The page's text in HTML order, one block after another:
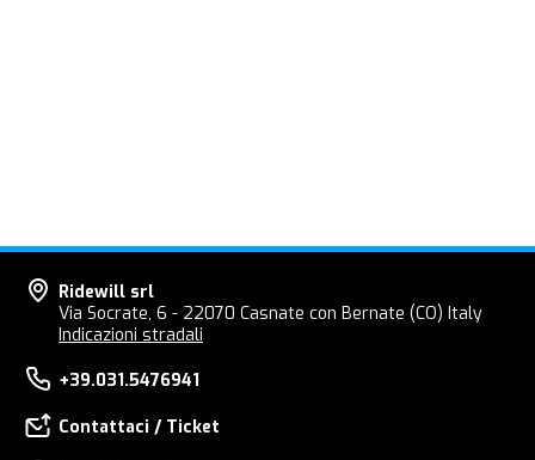
Ridewill srl
Via Socrate, 6 - 22070 Casnate con Bernate (CO) Italy
Indicazioni stradali
+39.031.5476941
Contattaci / Ticket